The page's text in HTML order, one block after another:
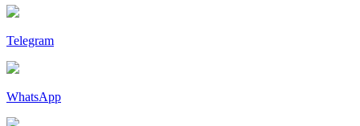
Telegram
WhatsApp